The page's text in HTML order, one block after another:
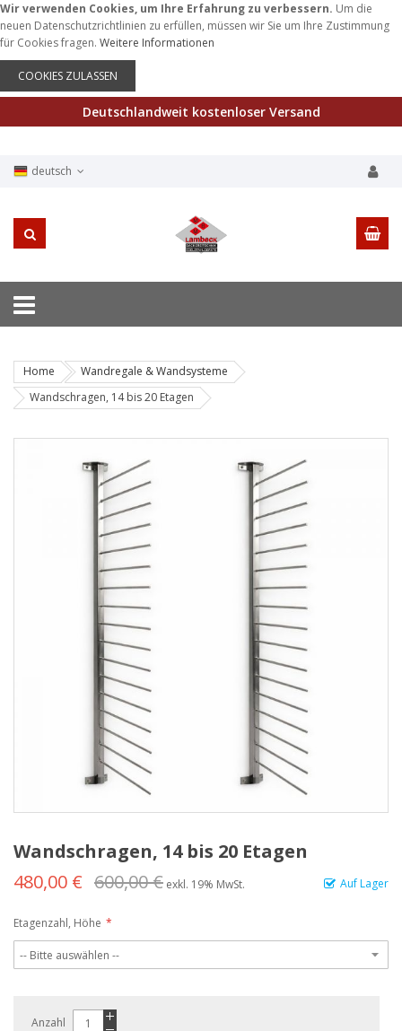
Wir verwenden Cookies, um Ihre Erfahrung zu verbessern. Um die
neuen Datenschutzrichtlinien zu erfüllen, müssen wir Sie um Ihre Zustimmung
für Cookies fragen. Weitere Informationen
COOKIES ZULASSEN
Deutschlandweit kostenloser Versand
deutsch
Home
Wandregale & Wandsysteme
Wandschragen, 14 bis 20 Etagen
Wandschragen, 14 bis 20 Etagen
Auf Lager
480,00 € 600,00 € exkl. 19% MwSt.
Etagenzahl, Höhe
Anzahl